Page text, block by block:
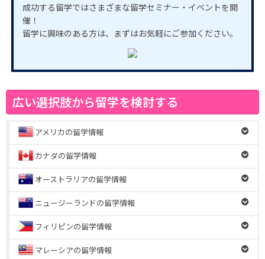
成功する留学ではさまざまな留学セミナー・イベントを開
催！
留学に興味のある方は、まずはお気軽にご参加ください。
広い選択肢から留学を検討する
アメリカの留学情報
カナダの留学情報
オーストラリアの留学情報
ニュージーランドの留学情報
フィリピンの留学情報
マレーシアの留学情報